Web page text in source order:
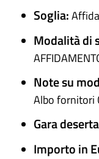
Soglia:
Modalità di
Note su
Albo fornitori
Gara
Importo in